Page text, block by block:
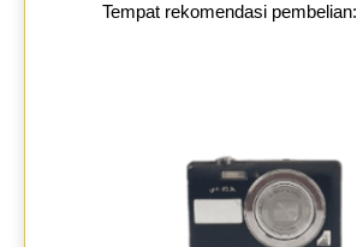
Tempat rekomendasi pembelian: